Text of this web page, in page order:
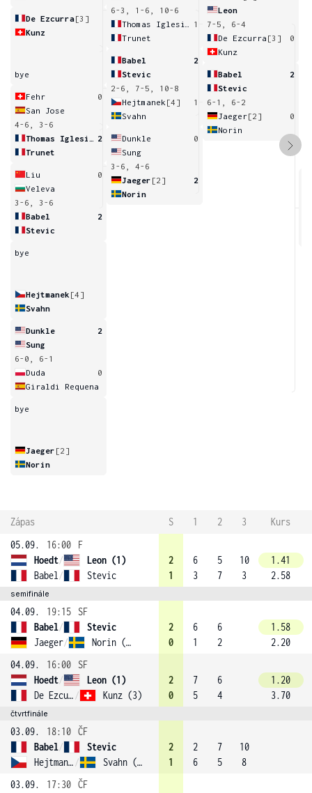
De Ezcurra[3]
Kunz
bye
Fehr
0
San Jose
4-6, 3-6
2
Trunet
Liu
0
Veleva
3-6, 3-6
Babel
2
Stevic
bye
Hejtmanek [4]
Svahn
Dunkle
2
Sung
6-0, 6-1
Duda
0
Giraldi Requena
bye
Jaeger [2]
Norin
6-3, 1-6, 10-6
1
Trunet
Babel
2
Stevic
2-6, 7-5, 10-8
Hejtmanek [4]
1
Svahn
Dunkle
0
Sung
3-6, 4-6
Jaeger [2]
2
Norin
Leon
7-5, 6-4
De Ezcurra [3]
0
Kunz
Babel
2
Stevic
6-1, 6-2
Jaeger[2]
0
Norin
Zápas S 1 2 3
Kurs
05.09.
16:00
F
Hoedt/
Leon (1)
Babel / Stevic
2
1
6
3
5
7
10
3
1.41
2.58
semifinále
04.09. 19:15
SF
Babel/
Stevic
Jaeger/ Norin (2)
2
0
6
1
6
2
1.58
2.20
04.09.
16:00
SF
Hoedt/
Leon (1)
De Ezcurra / Kunz (3)
2
0
7
5
6
4
1.20
3.70
čtvrtfinále
03.09. 18:10 ČF
Babel/
Stevic
Hejtmanek / Svahn (4)
2
1
2
6
7
5
10
8
03.09.
17:30 ČF